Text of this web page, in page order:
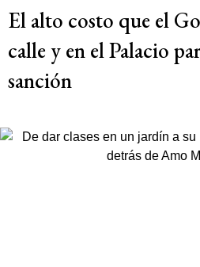
El alto costo que el
calle y en el Palacio
sanción